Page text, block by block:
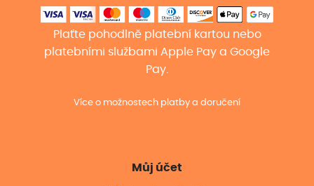
Plaťte pohodlně platební kartou nebo
platebními službami Apple Pay a Google
Pay.
Více o možnostech platby a doručení
Můj účet